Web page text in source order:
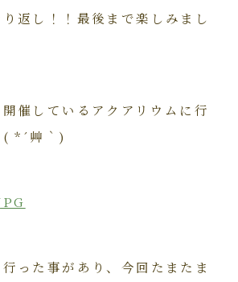
返し！！最後まで楽しみまし
催しているアクアリウムに行
( *´艸｀)
った事があり、今回たまたま